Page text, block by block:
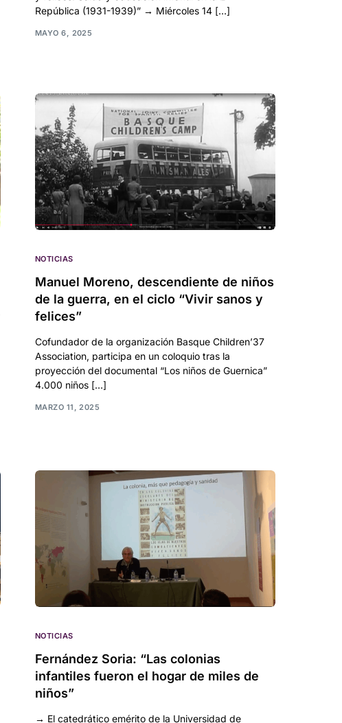
República (1931-1939)” → Miércoles 14 […]
MAYO 6, 2025
NOTICIAS
Manuel Moreno, descendiente de niños
de la guerra, en el ciclo “Vivir sanos y
felices”
Cofundador de la organización Basque Children’37
Association, participa en un coloquio tras la
proyección del documental “Los niños de Guernica”
4.000 niños […]
MARZO 11, 2025
NOTICIAS
Fernández Soria: “Las colonias
infantiles fueron el hogar de miles de
niños”
→ El catedrático emérito de la Universidad de